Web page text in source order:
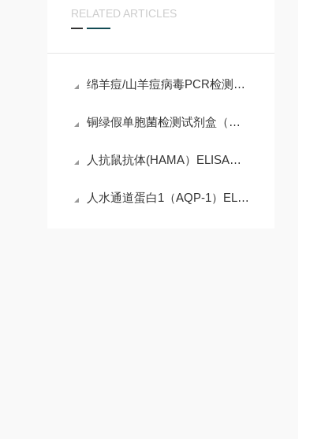
RELATED ARTICLES
绵羊痘/山羊痘病毒PCR检测试剂盒简介
铜绿假单胞菌检测试剂盒（实时荧光PCR法）
人抗鼠抗体(HAMA）ELISA试剂盒简介
人水通道蛋白1（AQP-1）ELISA试剂盒说明书